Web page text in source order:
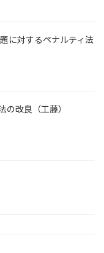
に対するペナルティ法
の改良（工藤）